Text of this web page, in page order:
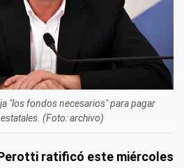
"los fondos necesarios" para pagar
(Foto: archivo)
ratificó este miércoles